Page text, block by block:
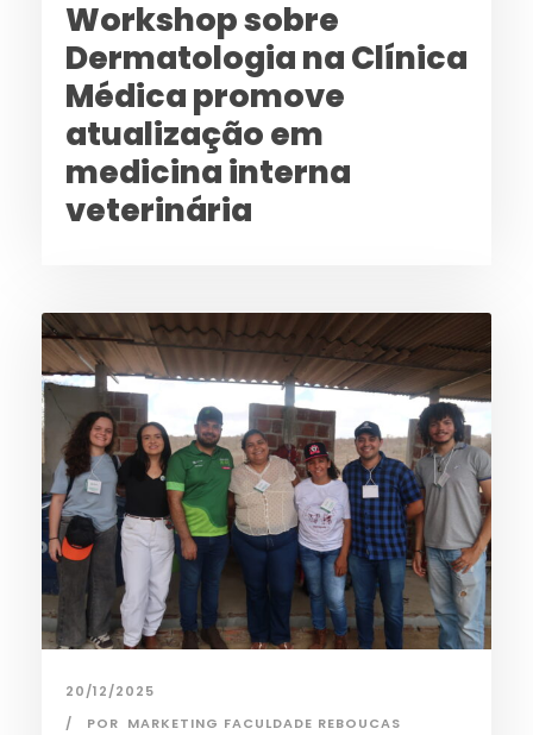
Workshop sobre
Dermatologia na Clínica
Médica promove
atualização em
medicina interna
veterinária
20/12/2025
POR MARKETING FACULDADE REBOUCAS